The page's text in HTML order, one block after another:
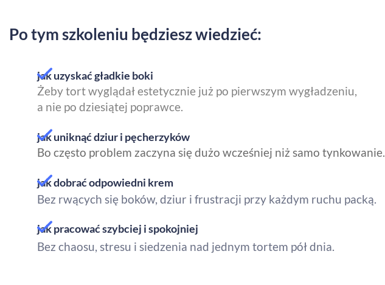
Po tym szkoleniu będziesz wiedzieć:
jak uzyskać gładkie boki​​​​​​​
Żeby tort wyglądał estetycznie już po pierwszym wygładzeniu,
​​​​​​​a nie po dziesiątej poprawce.
jak uniknąć dziur i pęcherzyków​​​​​​​
Bo często problem zaczyna się dużo wcześniej niż samo tynkowanie.
jak dobrać odpowiedni krem
Bez rwących się boków, dziur i frustracji przy każdym ruchu packą.​​​​​​​
jak pracować szybciej i spokojniej​​​​​​​
Bez chaosu, stresu i siedzenia nad jednym tortem pół dnia.